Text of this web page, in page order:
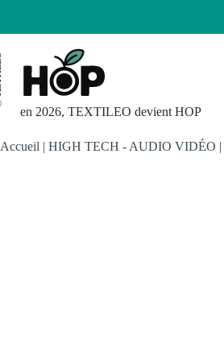
contenu
en 2026, TEXTILEO devient HOP
Accueil | HIGH TECH - AUDIO VIDÉO |